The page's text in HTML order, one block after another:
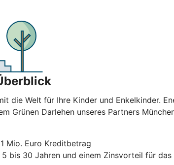
die Welt für Ihre Kinder und Enkelkinder.
Grünen Darlehen unseres Partners
Mio. Euro Kreditbetrag
bis 30 Jahren und einem Zinsvorteil für das